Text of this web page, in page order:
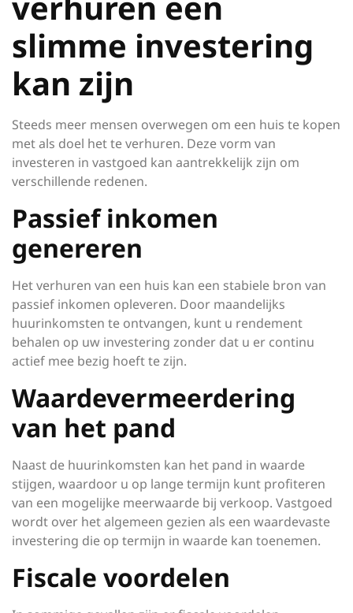
slimme investering
kan zijn
Steeds meer mensen overwegen om een huis te kopen
met als doel het te verhuren. Deze vorm van
investeren in vastgoed kan aantrekkelijk zijn om
verschillende redenen.
Passief inkomen
genereren
Het verhuren van een huis kan een stabiele bron van
passief inkomen opleveren. Door maandelijks
huurinkomsten te ontvangen, kunt u rendement
behalen op uw investering zonder dat u er continu
actief mee bezig hoeft te zijn.
Waardevermeerdering
van het pand
Naast de huurinkomsten kan het pand in waarde
stijgen, waardoor u op lange termijn kunt profiteren
van een mogelijke meerwaarde bij verkoop. Vastgoed
wordt over het algemeen gezien als een waardevaste
investering die op termijn in waarde kan toenemen.
Fiscale voordelen